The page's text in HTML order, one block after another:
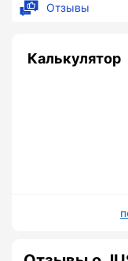
Отзывы
Калькулятор